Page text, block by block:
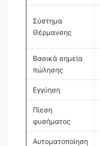
Σύστημα
Θέρμανσης
Βασικά σημεία
πώλησης
Εγγύηση
Πίεση
φυσήματος
Αυτοματοποίηση